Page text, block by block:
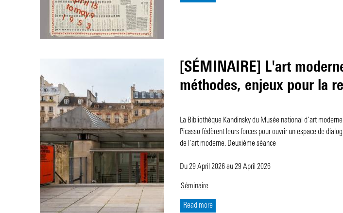
[SÉMINAIRE] L'art
méthodes, enjeux pour la
La Bibliothèque Kandinsky du Musée national d’art
Picasso fédèrent leurs forces pour ouvrir un espace de
de l’art moderne. Deuxième séance
Du 29 April 2026au 29 April 2026
Séminaire
Read more